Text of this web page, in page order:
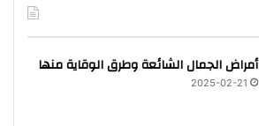
أمراض الجمال الشائعة وطرق الوقاية منها
2025-02-21